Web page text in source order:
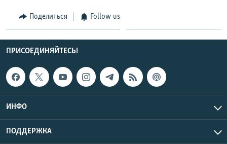
Поделиться Follow us
ПРИСОЕДИНЯЙТЕСЬ!
ИНФО
ПОДДЕРЖКА